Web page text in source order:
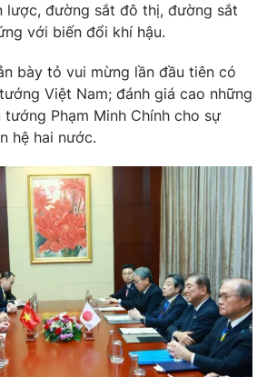
VTV Thể thao
Bất động sản
Tấm lòng Việt
Vươn mình bằng AI
VTV8
English
lược, đường sắt đô thị, đường sắt
với biến đổi khí hậu.
bày tỏ vui mừng lần đầu tiên có
Việt Nam; đánh giá cao những
Phạm Minh Chính cho sự
hệ hai nước.